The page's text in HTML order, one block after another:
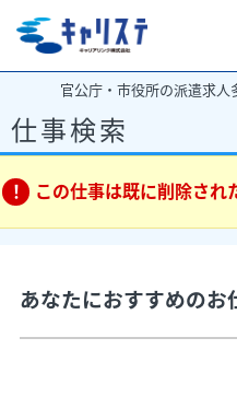
官公庁・市役所の派遣求人
仕事検索
この仕事は既に削除され
あなたにおすすめのお